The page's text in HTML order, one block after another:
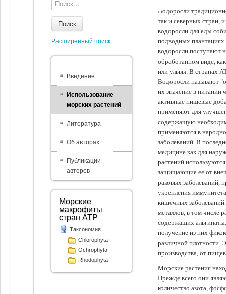
Водоросли
так и северных стран,
водоросли для еды
подводных
водоросли поступают
обработанном виде,
или ульвы. В странах
Водоросли называют
их значение в питании
активные пищевые
применяют для
содержащую
применяются в
заболеваний. В
медицине как для
растений
защищающие ее от
раковых заболеваний,
укрепления
кишечных
металлов, в том числе
содержащих
получение из них
различной плотности.
производства, от
Морские растения
Прежде всего они
количество азота,
Поиск
Расширенный поиск
Введение
Использование
морских растений
Литература
Об авторах
Публикации
авторов
Морские
макрофиты
стран АТР
Таксономия
Chlorophyta
Ochrophyta
Rhodophyta